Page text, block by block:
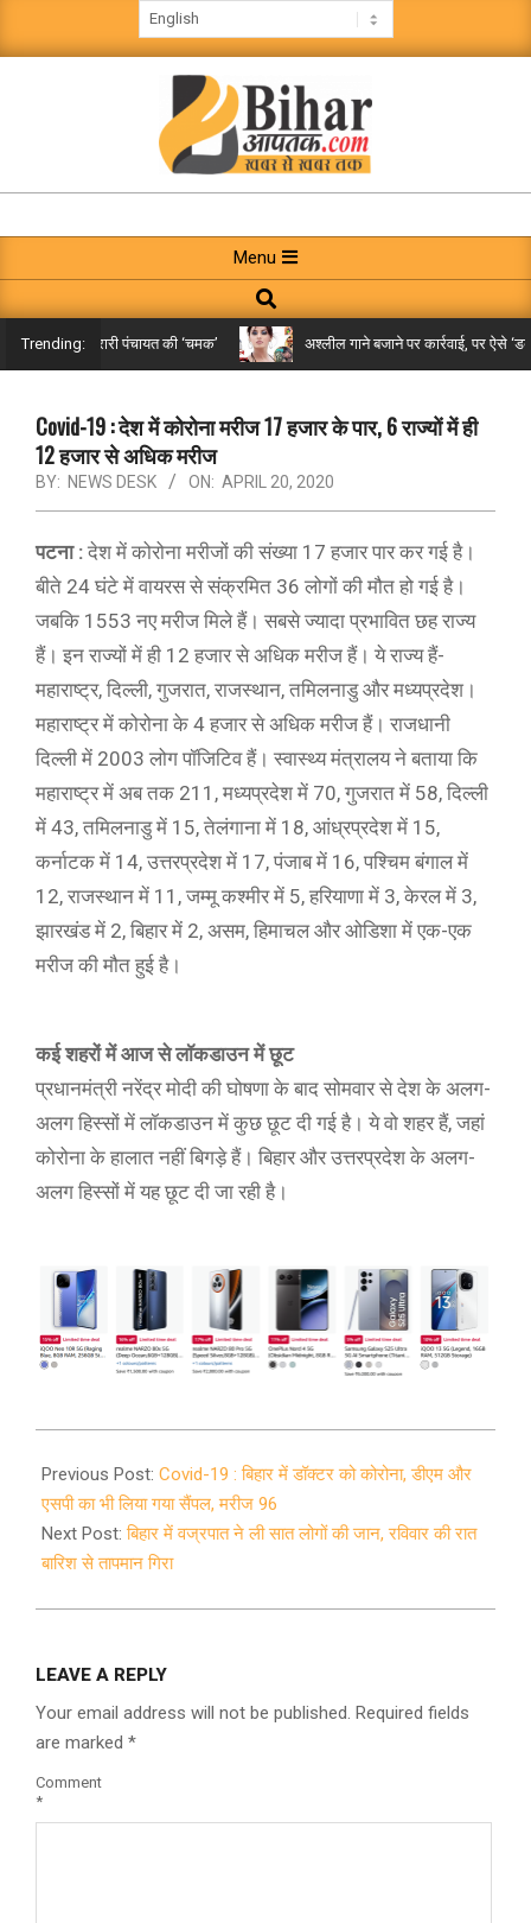
to
BIHAR
AAPTAK
Navigation
Menu
Menu
Search
Trending:
तक पहुंची गरारी पंचायत की ‘चमक’ अश्लील गाने बजाने पर कार्रवाई, पर ऐसे ‘डबल
Covid-19 : देश में कोरोना मरीज 17 हजार के पार, 6 राज्यों में ही
12 हजार से अधिक मरीज
BY: NEWS DESK ON: APRIL 20, 2020
पटना : देश में कोरोना मरीजों की संख्या 17 हजार पार कर गई है।
बीते 24 घंटे में वायरस से संक्रमित 36 लोगों की मौत हो गई है।
जबकि 1553 नए मरीज मिले हैं। सबसे ज्यादा प्रभावित छह राज्य
हैं। इन राज्यों में ही 12 हजार से अधिक मरीज हैं। ये राज्य हैं-
महाराष्ट्र, दिल्ली, गुजरात, राजस्थान, तमिलनाडु और मध्यप्रदेश।
महाराष्ट्र में कोरोना के 4 हजार से अधिक मरीज हैं। राजधानी
दिल्ली में 2003 लोग पॉजिटिव हैं। स्वास्थ्य मंत्रालय ने बताया कि
महाराष्ट्र में अब तक 211, मध्यप्रदेश में 70, गुजरात में 58, दिल्ली
में 43, तमिलनाडु में 15, तेलंगाना में 18, आंध्रप्रदेश में 15,
कर्नाटक में 14, उत्तरप्रदेश में 17, पंजाब में 16, पश्चिम बंगाल में
12, राजस्थान में 11, जम्मू कश्मीर में 5, हरियाणा में 3, केरल में 3,
झारखंड में 2, बिहार में 2, असम, हिमाचल और ओडिशा में एक-एक
मरीज की मौत हुई है।
कई शहरों में आज से लॉकडाउन में छूट
प्रधानमंत्री नरेंद्र मोदी की घोषणा के बाद सोमवार से देश के अलग-
अलग हिस्सों में लॉकडाउन में कुछ छूट दी गई है। ये वो शहर हैं, जहां
कोरोना के हालात नहीं बिगड़े हैं। बिहार और उत्तरप्रदेश के अलग-
अलग हिस्सों में यह छूट दी जा रही है।
04-
20
Previous Post: Covid-19 : बिहार में डॉक्टर को कोरोना, डीएम और
एसपी का भी लिया गया सैंपल, मरीज 96
Next Post:बिहार में वज्रपात ने ली सात लोगों की जान, रविवार की रात
बारिश से तापमान गिरा
LEAVE A REPLY
Your email address will not be published. Required fields
are marked *
Comment
*